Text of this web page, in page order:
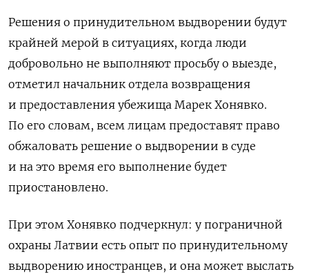
Решения о принудительном выдворении будут
крайней мерой в ситуациях, когда люди
добровольно не выполняют просьбу о выезде,
отметил начальник отдела возвращения
и предоставления убежища Марек Хонявко.
По его словам, всем лицам предоставят право
обжаловать решение о выдворении в суде
и на это время его выполнение будет
приостановлено.
При этом Хонявко подчеркнул: у пограничной
охраны Латвии есть опыт по принудительному
выдворению иностранцев, и она может выслать